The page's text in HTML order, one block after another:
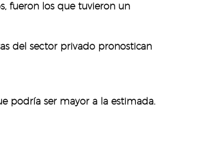
fueron los que tuvieron un
del sector privado pronostican
podría ser mayor a la estimada.